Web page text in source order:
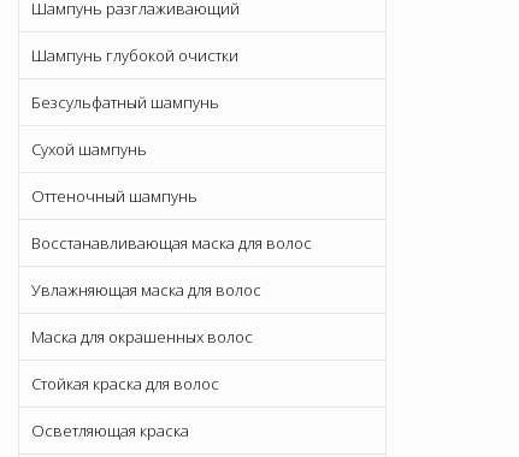
Шампунь разглаживающий
Шампунь глубокой очистки
Безсульфатный шампунь
Сухой шампунь
Оттеночный шампунь
Восстанавливающая маска для волос
Увлажняющая маска для волос
Маска для окрашенных волос
Стойкая краска для волос
Осветляющая краска